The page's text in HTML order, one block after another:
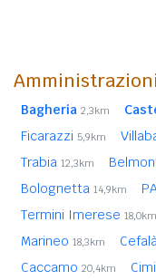
Bagheria 2,3km
Ficarazzi 5,9km
Trabia 12,3km
Bolognetta 14,9km
Termini Imerese 18,0km
Marineo 18,3km
Caccamo 20,4km